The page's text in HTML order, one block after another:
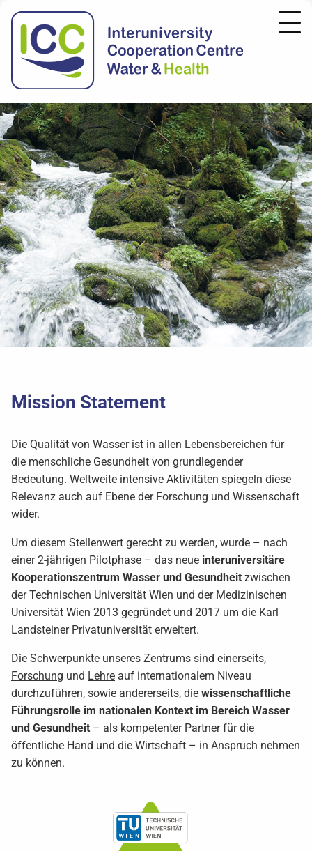
Mission Statement
Die Qualität von Wasser ist in allen Lebensbereichen für
die menschliche Gesundheit von grundlegender
Bedeutung. Weltweite intensive Aktivitäten spiegeln diese
Relevanz auch auf Ebene der Forschung und Wissenschaft
wider.
Um diesem Stellenwert gerecht zu werden, wurde – nach
einer 2-jährigen Pilotphase – das neue interuniversitäre
Kooperationszentrum Wasser und Gesundheit zwischen
der Technischen Universität Wien und der Medizinischen
Universität Wien 2013 gegründet und 2017 um die Karl
Landsteiner Privatuniversität erweitert.
Die Schwerpunkte unseres Zentrums sind einerseits,
Forschung und Lehre auf internationalem Niveau
durchzuführen, sowie andererseits, die wissenschaftliche
Führungsrolle im nationalen Kontext im Bereich Wasser
und Gesundheit – als kompetenter Partner für die
öffentliche Hand und die Wirtschaft – in Anspruch nehmen
zu können.